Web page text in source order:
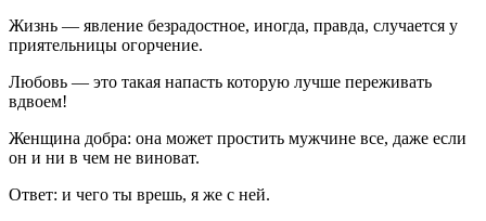
Жизнь — явление безрадостное, иногда, правда, случается у
приятельницы огорчение.
Любовь — это такая напасть которую лучше переживать
вдвоем!
Женщина добра: она может простить мужчине все, даже если
он и ни в чем не виноват.
Ответ: и чего ты врешь, я же с ней.